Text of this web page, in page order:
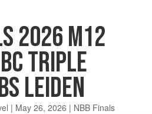
2026 M12
TRIPLE
LEIDEN
| May 26, 2026 | NBB Finals